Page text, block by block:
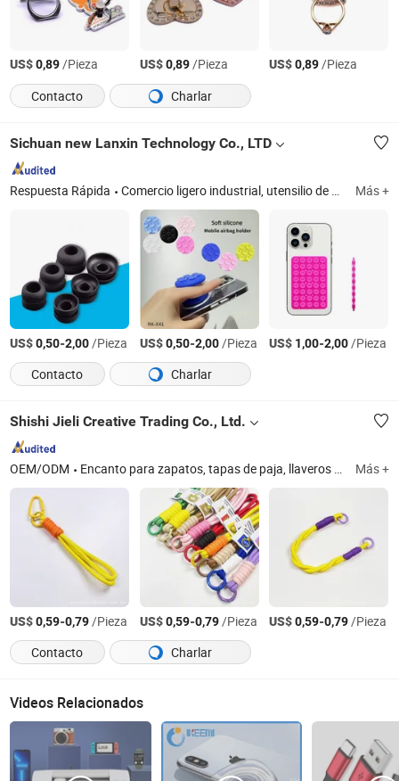
US$0,89/Pieza US$0,89/Pieza US$0,89/Pieza
Contacto
Charlar
Sichuan new Lanxin Technology Co., LTD
Respuesta Rápida Comercio ligero industrial, utensilio de silicona para cocinar, juguete, utensilios de repostería Más +
US$0,50-2,00/Pieza US$0,50-2,00/Pieza US$ 1,00-2,00/Pieza
Contacto
Charlar
Shishi Jieli Creative Trading Co., Ltd.
OEM/ODM Encanto para zapatos, tapas de paja, llaveros de PVC, cuentas focales de PVC, abridor de botellas de PVC, posavasos de PVC, tirador de cremallera de PVC, etiqueta de equipaje de PVC, marcador de PVC, pulseras de PVC Más +
US$0,59-0,79/Pieza US$0,59-0,79/Pieza US$0,59-0,79/Pieza
Contacto
Charlar
Videos Relacionados